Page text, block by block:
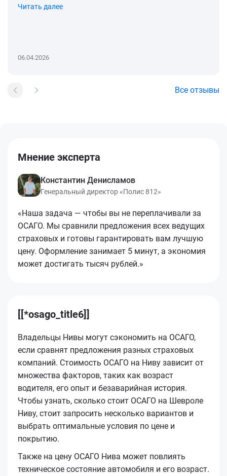
Читать далее
06.04.2026
Все отзывы
Мнение эксперта
Константин Денисламов
Генеральный директор «Полис 812»
«Наша задача — чтобы вы не переплачивали за
ОСАГО. Мы сравнили предложения всех ведущих
страховых и готовы гарантировать вам лучшую
цену. Оформление занимает 5 минут, а экономия
может достигать тысяч рублей.»
[[*osago_title6]]
Владельцы Нивы могут сэкономить на ОСАГО,
если сравнят предложения разных страховых
компаний. Стоимость ОСАГО на Ниву зависит от
множества факторов, таких как возраст
водителя, его опыт и безаварийная история.
Чтобы узнать, сколько стоит ОСАГО на Шевроле
Ниву, стоит запросить несколько вариантов и
выбрать оптимальные условия по цене и
покрытию.
Также на цену ОСАГО Нива может повлиять
техническое состояние автомобиля и его возраст.